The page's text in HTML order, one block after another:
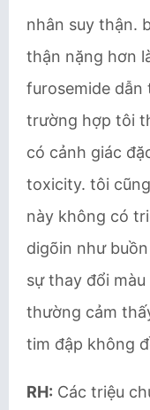
nhân suy thận.
thận nặng hơn
furosemide dẫn
trường hợp tôi
có cảnh giác
toxicity. tôi
này không có
digõin như
sự thay đổi
thường cảm
tim đập không
RH: Các triệu